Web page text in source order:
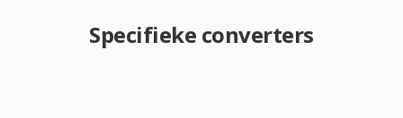
Specifieke converters